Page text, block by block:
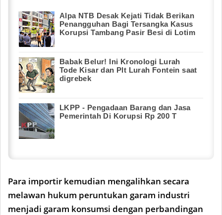
Alpa NTB Desak Kejati Tidak Berikan
Penangguhan Bagi Tersangka Kasus
Korupsi Tambang Pasir Besi di Lotim
Babak Belur! Ini Kronologi Lurah
Tode Kisar dan Plt Lurah Fontein saat
digrebek
LKPP - Pengadaan Barang dan Jasa
Pemerintah Di Korupsi Rp 200 T
Para importir kemudian mengalihkan secara
melawan hukum peruntukan garam industri
menjadi garam konsumsi dengan perbandingan